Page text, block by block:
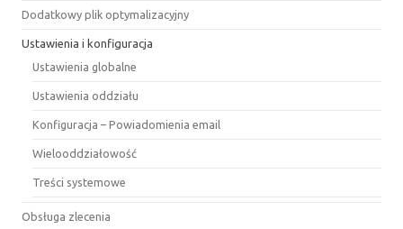
Dodatkowy plik optymalizacyjny
Ustawienia i konfiguracja
Ustawienia globalne
Ustawienia oddziału
Konfiguracja – Powiadomienia email
Wielooddziałowość
Treści systemowe
Obsługa zlecenia